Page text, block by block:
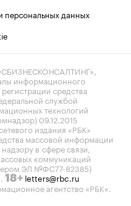
персональных данных
информационного
средства
службой
технологий
09.12.2015
издания «РБК»
массовой информации
в сфере связи,
коммуникаций
ЭЛ №ФС77-82385)
18+ letters@rbc.ru
агентство «РБК».